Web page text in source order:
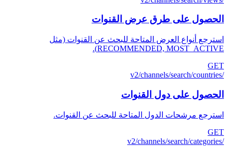
الحصول على طرق عرض القنوات
استرجع أنواع العرض المتاحة للبحث عن القنوات (مثل
RECOMMENDED, MOST_ACTIVE).
GET
/v2/channels/search/countries
الحصول على دول القنوات
استرجع مرشحات الدول المتاحة للبحث عن القنوات.
GET
/v2/channels/search/categories